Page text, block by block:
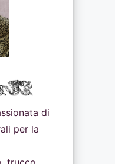
di
per la